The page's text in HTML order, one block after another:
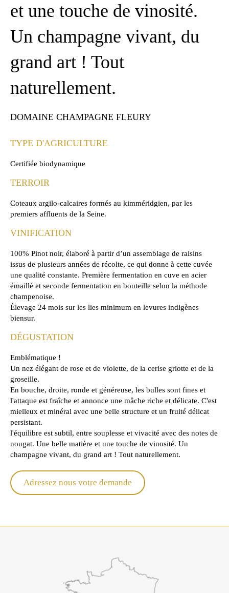
et une touche de vinosité.
Un champagne vivant, du
grand art ! Tout
naturellement.
DOMAINE CHAMPAGNE FLEURY
TYPE D'AGRICULTURE
Certifiée biodynamique
TERROIR
Coteaux argilo-calcaires formés au kimméridgien, par les
premiers affluents de la Seine.
VINIFICATION
100% Pinot noir, élaboré à partir d’un assemblage de raisins
issus de plusieurs années de récolte, ce qui donne à cette cuvée
une qualité constante. Première fermentation en cuve en acier
émaillé et seconde fermentation en bouteille selon la méthode
champenoise.
Élevage 24 mois sur les lies minimum en levures indigènes
biensur.
DÉGUSTATION
Emblématique !
Un nez élégant de rose et de violette, de la cerise griotte et de la
groseille.
En bouche, droite, ronde et généreuse, les bulles sont fines et
l'attaque est fraîche et annonce une mâche riche et délicate. C'est
mielleux et minéral avec une belle structure et un fruité délicat
persistant.
l'équilibre est subtil, entre souplesse et vivacité avec des notes de
nougat. Une belle matière et une touche de vinosité. Un
champagne vivant, du grand art ! Tout naturellement.
Adressez nous votre demande